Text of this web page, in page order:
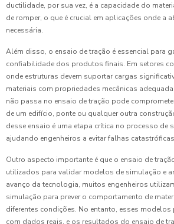
ductilidade, por sua vez, é a capacidade do
de romper, o que é crucial em aplicações onde a
necessária.
Além disso, o ensaio de tração é essencial para
confiabilidade dos produtos finais. Em setores
onde estruturas devem suportar cargas
materiais com propriedades mecânicas
não passa no ensaio de tração pode
de um edifício, ponte ou qualquer outra
desse ensaio é uma etapa crítica no processo de
ajudando engenheiros a evitar falhas
Outro aspecto importante é que o ensaio de
utilizados para validar modelos de simulação e
avanço da tecnologia, muitos engenheiros
simulação para prever o comportamento de
diferentes condições. No entanto, esses
com dados reais, e os resultados do ensaio de